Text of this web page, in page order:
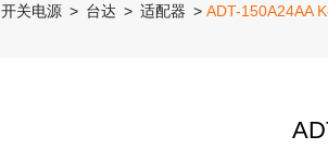
开关电源 > 台达 > 适配器 > ADT-150A24AA